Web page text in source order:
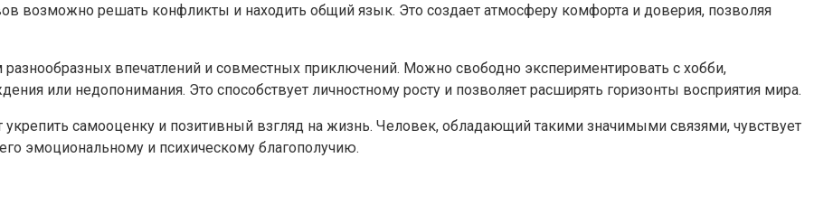
возможно решать конфликты и находить общий язык. Это создает атмосферу комфорта и доверия, позволяя
разнообразных впечатлений и совместных приключений. Можно свободно экспериментировать с хобби,
или недопонимания. Это способствует личностному росту и позволяет расширять горизонты восприятия мира.
самооценку и позитивный взгляд на жизнь. Человек, обладающий такими значимыми связями, чувствует
эмоциональному и психическому благополучию.